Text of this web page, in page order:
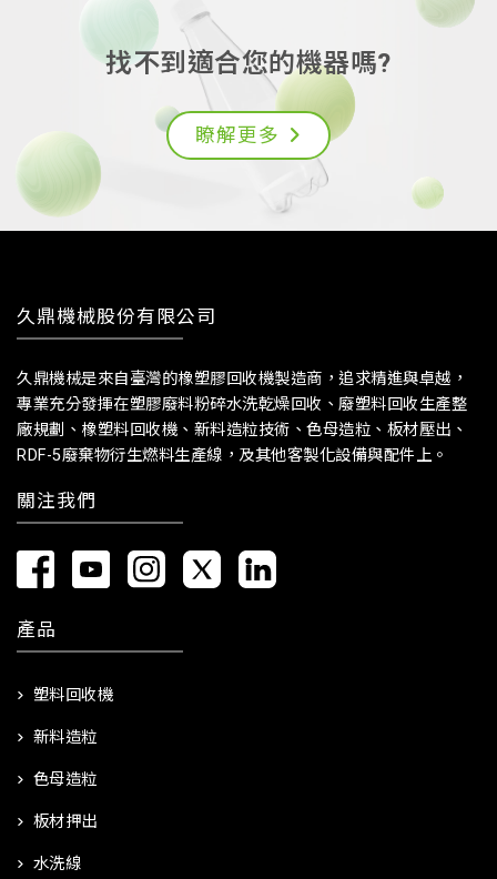
找不到適合您的機器嗎?
瞭解更多
久鼎機械股份有限公司
久鼎機械是來自臺灣的橡塑膠回收機製造商，追求精進與卓越，
專業充分發揮在塑膠廢料粉碎水洗乾燥回收、廢塑料回收生產整
廠規劃、橡塑料回收機、新料造粒技術、色母造粒、板材壓出、
RDF-5廢棄物衍生燃料生產線，及其他客製化設備與配件上。
關注我們
產品
塑料回收機
新料造粒
色母造粒
板材押出
水洗線